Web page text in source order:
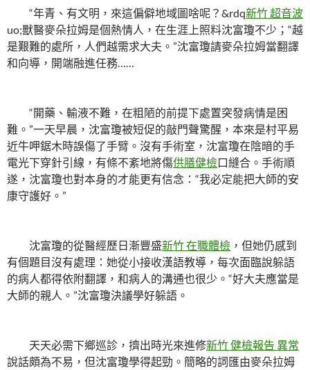
“年青、有文明，來這偏僻地域圖啥呢？&rdq新竹 超音波
uo;獸醫麥朵拉姆是個熱情人，在生涯上照料沈富瓊不少；“越
是艱難的處所，人們越需求大夫。”沈富瓊請麥朵拉姆當翻譯
和向導，開端融進任務……
“開藥、輸液不難，在粗陋的前提下處置突發病情是困
難。”一天早晨，沈富瓊被短促的敲門聲驚醒，本來是村平易
近牛呷鋸木時誤傷了手臂。沒有手術室，沈富瓊在陰暗的手
電光下穿針引線，有條不紊地將傷供膳健檢口縫合。手術順
遂，沈富瓊也對本身的才能更有信念：“我必定能把大師的安
康守護好。”
沈富瓊的從醫經歷日漸豐盛新竹 在職體檢 ，但她仍感到
有個題目沒有處理：她從小接收漢語教導，每次面臨說躲語
的病人都得依附翻譯，和病人的溝通也很少。“好大夫應當是
大師的親人。”沈富瓊決議學好躲語。
天天必需下鄉巡診，擠出時光來進修新竹 健檢報告 異常
說話頗為不易，但沈富瓊學得起勁。簡略的詞匯由麥朵拉姆